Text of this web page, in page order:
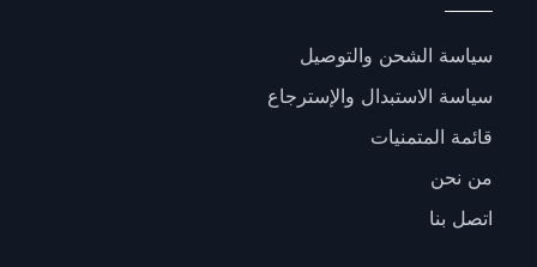
سياسة الشحن والتوصيل
سياسة الاستبدال والإسترجاع
قائمة المتمنيات
من نحن
اتصل بنا